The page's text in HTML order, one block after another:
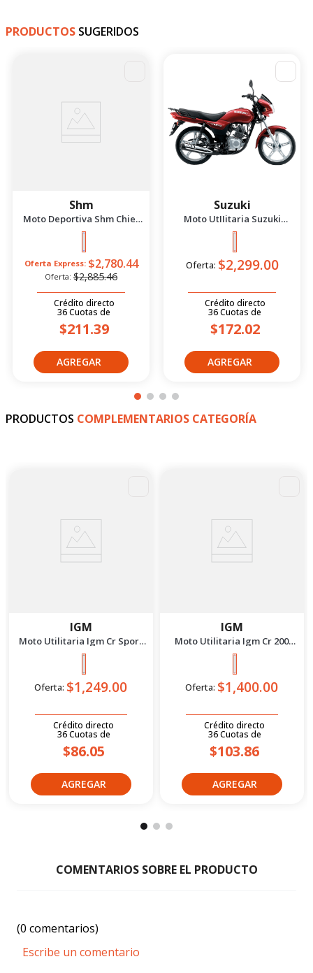
PRODUCTOS SUGERIDOS
Shm
Moto Deportiva Shm Chief
2.5 Azul/Negro 2026
Oferta Express: $2,780.44
Oferta: $2,885.46
Crédito directo
36Cuotas de
$211.39
Suzuki
Moto UtIIitaria Suzuki
Gd115 Evolution Rojo 2026
Oferta: $2,299.00
Crédito directo
36Cuotas de
$172.02
PRODUCTOS COMPLEMENTARIOS CATEGORÍA
IGM
Moto Utilitaria Igm Cr Sport
150 Negro 2027
Oferta: $1,249.00
Crédito directo
36Cuotas de
$86.05
IGM
Moto Utilitaria Igm Cr 200
Rojo 2027
Oferta: $1,400.00
Crédito directo
36Cuotas de
$103.86
(0 comentarios)
Escribe un comentario